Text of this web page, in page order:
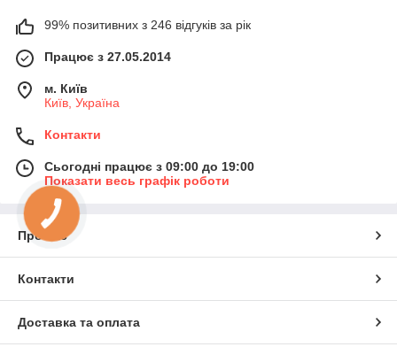
99% позитивних з 246 відгуків за рік
Працює з 27.05.2014
м. Київ
Київ, Україна
Контакти
Сьогодні працює з 09:00 до 19:00
Показати весь графік роботи
Про нас
Контакти
Доставка та оплата
КНОПКА
ЗВ'ЯЗКУ